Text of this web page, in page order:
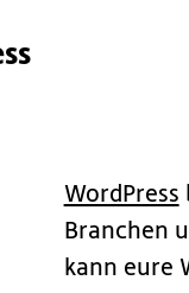
WordPress
Branchen
kann eure